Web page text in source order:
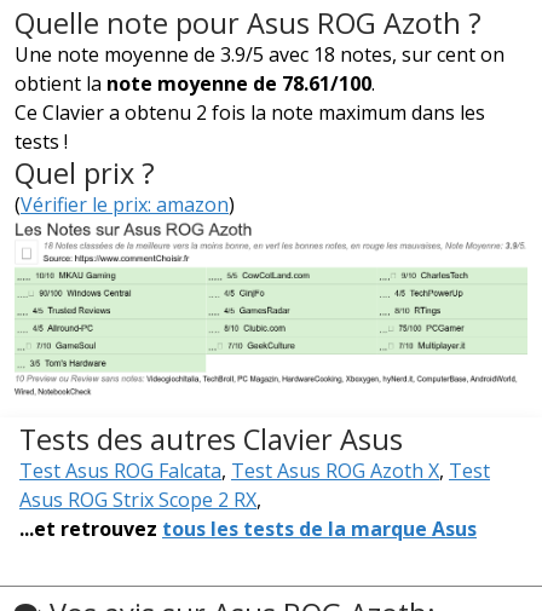
Quelle note pour Asus ROG Azoth ?
Une note moyenne de 3.9/5 avec 18 notes, sur cent on
obtient la note moyenne de 78.61/100.
Ce Clavier a obtenu 2 fois la note maximum dans les
tests !
Quel prix ?
(Vérifier le prix: amazon)
Tests des autres Clavier Asus
Test Asus ROG Falcata, Test Asus ROG Azoth X, Test
Asus ROG Strix Scope 2 RX,
...et retrouvez tous les tests de la marque Asus